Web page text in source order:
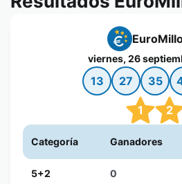
viernes, 26
13 27 35
1 2
Categoría Ganadores
5+2 0